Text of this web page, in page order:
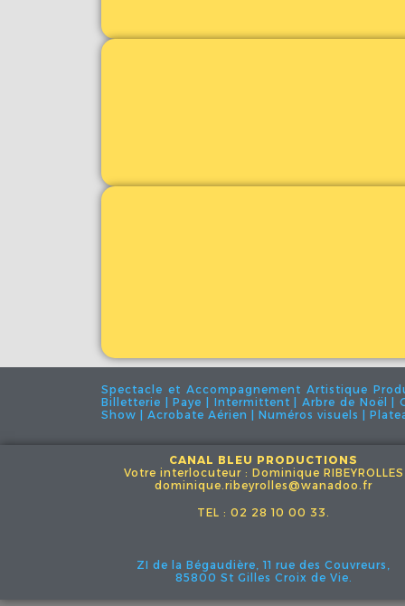
Spectacle et Accompagnement Artistique
Billetterie | Paye | Intermittent | Arbre de Noël |
Show | Acrobate Aérien | Numéros visuels |
CANAL BLEU PRODUCTIONS
Votre interlocuteur : Dominique RIBEYROLLES
dominique.ribeyrolles@wanadoo.fr
TEL : 02 28 10 00 33.
ZI de la Bégaudière, 11 rue des Couvreurs,
85800 St Gilles Croix de Vie.